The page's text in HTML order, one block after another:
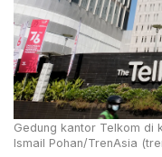
Gedung kantor Telkom di
Ismail Pohan/TrenAsia